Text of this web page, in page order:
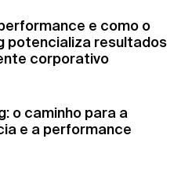
e como o
potencializa resultados
corporativo
o caminho para a
e a performance